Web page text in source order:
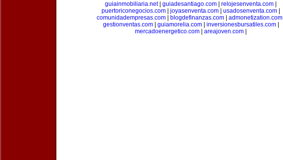
guiainmobiliaria.net| guiadesantiago.com relojesenventa.com
puertoriconegocios.com
joyasenventa.com usadosenventa.com
comunidadempresas.com| blogdefinanzas.com| admonetization.com|
gestionventas.com| guiamorelia.com| inversionesbursatiles.com|
mercadoenergetico.com
areajoven.com